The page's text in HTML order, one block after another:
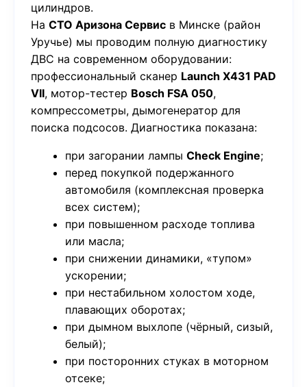
цилиндров.
На СТО Аризона Сервис в Минске (район
Уручье) мы проводим полную диагностику
ДВС на современном оборудовании:
профессиональный сканер Launch X431 PAD
VII, мотор-тестер Bosch FSA 050,
компрессометры, дымогенератор для
поиска подсосов. Диагностика показана:
при загорании лампы Check Engine;
перед покупкой подержанного
автомобиля (комплексная проверка
всех систем);
при повышенном расходе топлива
или масла;
при снижении динамики, «тупом»
ускорении;
при нестабильном холостом ходе,
плавающих оборотах;
при дымном выхлопе (чёрный, сизый,
белый);
при посторонних стуках в моторном
отсеке;